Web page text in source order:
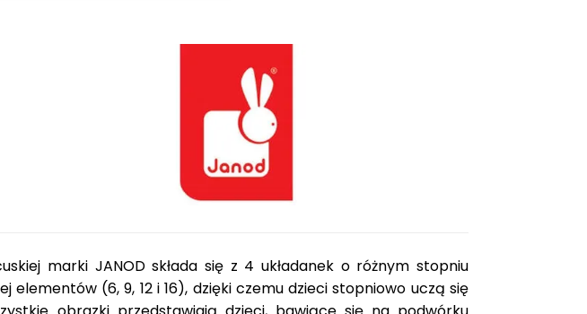
marki JANOD składa się z 4 układanek o różnym stopniu
elementów (6, 9, 12 i 16), dzięki czemu dzieci stopniowo uczą się